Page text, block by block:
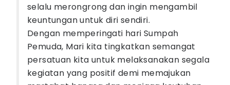
selalu merongrong dan ingin mengambil
keuntungan untuk diri sendiri.
Dengan memperingati hari Sumpah
Pemuda, Mari kita tingkatkan semangat
persatuan kita untuk melaksanakan segala
kegiatan yang positif demi memajukan